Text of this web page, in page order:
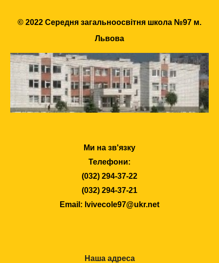
© 2022 Середня загальноосвітня школа №97 м.
Львова
Ми на зв'язку
Телефони:
(032) 294-37-22
(032) 294-37-21
Email: lvivecole97@ukr.net
Наша адреса